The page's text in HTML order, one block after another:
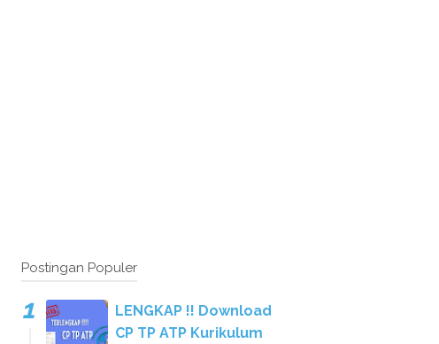
Postingan Populer
LENGKAP !! Download
CP TP ATP Kurikulum